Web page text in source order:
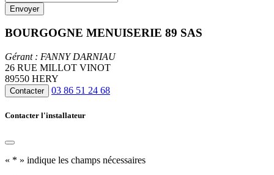
BOURGOGNE MENUISERIE 89 SAS
Gérant : FANNY DARNIAU
26 RUE MILLOT VINOT
89550 HERY
Contacter 03 86 51 24 68
Contacter l'installateur
« * » indique les champs nécessaires